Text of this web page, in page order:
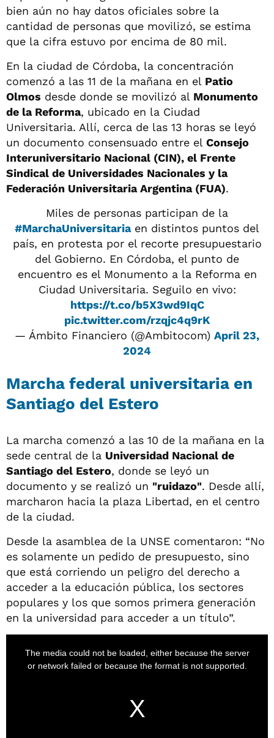
bien aún no hay datos oficiales sobre la
cantidad de personas que movilizó, se estima
que la cifra estuvo por encima de 80 mil.
En la ciudad de Córdoba, la concentración
comenzó a las 11 de la mañana en el Patio
Olmos desde donde se movilizó al Monumento
de la Reforma, ubicado en la Ciudad
Universitaria. Allí, cerca de las 13 horas se leyó
un documento consensuado entre el Consejo
Interuniversitario Nacional (CIN), el Frente
Sindical de Universidades Nacionales y la
Federación Universitaria Argentina (FUA).
Miles de personas participan de la
#MarchaUniversitariaen distintos puntos del
país, en protesta por el recorte presupuestario
del Gobierno. En Córdoba, el punto de
encuentro es el Monumento a la Reforma en
Ciudad Universitaria. Seguilo en vivo:
https://t.co/b5X3wd9IqC
pic.twitter.com/rzqjc4q9rK
— Ámbito Financiero (@Ambitocom) April 23,
2024
Marcha federal universitaria en
Santiago del Estero
La marcha comenzó a las 10 de la mañana en la
sede central de la Universidad Nacional de
Santiago del Estero, donde se leyó un
documento y se realizó un "ruidazo". Desde allí,
marcharon hacia la plaza Libertad, en el centro
de la ciudad.
Desde la asamblea de la UNSE comentaron: “No
es solamente un pedido de presupuesto, sino
que está corriendo un peligro del derecho a
acceder a la educación pública, los sectores
populares y los que somos primera generación
en la universidad para acceder a un título”.